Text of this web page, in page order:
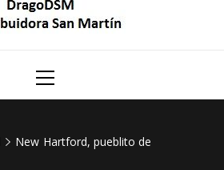
San
principal
New Hartford, pueblito de